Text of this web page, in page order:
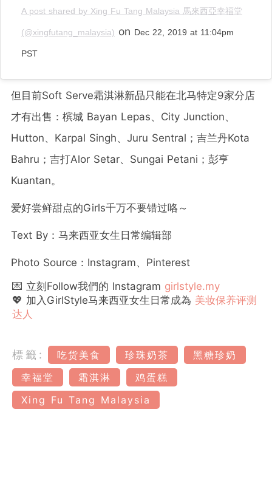
A post shared by Xing Fu Tang Malaysia 馬來西亞幸福堂
(@xingfutang_malaysia) on Dec 22, 2019 at 11:04pm
PST
但目前Soft Serve霜淇淋新品只能在北马特定9家分店
才有出售：槟城 Bayan Lepas、City Junction、
Hutton、Karpal Singh、Juru Sentral；吉兰丹Kota
Bahru；吉打Alor Setar、Sungai Petani；彭亨
Kuantan。
爱好尝鲜甜点的Girls千万不要错过咯～
Text By：马来西亚女生日常编辑部
Photo Source：Instagram、Pinterest
💌 立刻Follow我們的 Instagram girlstyle.my
💖 加入GirlStyle马来西亚女生日常成為 美妆保养评测
达人
標籤: 吃货美食 珍珠奶茶
黑糖珍奶
幸福堂
霜淇淋
鸡蛋糕
Xing Fu Tang Malaysia